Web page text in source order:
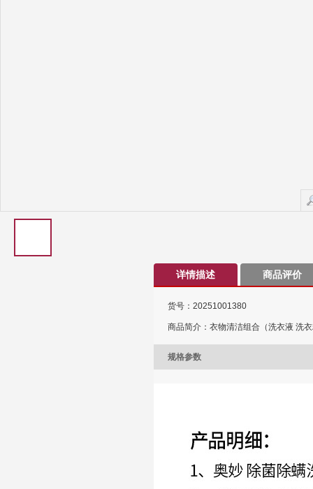
详情描述 商品评价
货号：20251001380
商品简介：衣物清洁组合（洗衣液 洗
规格参数